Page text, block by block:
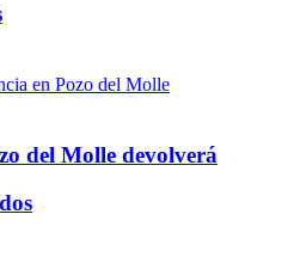
del Molle devolverá